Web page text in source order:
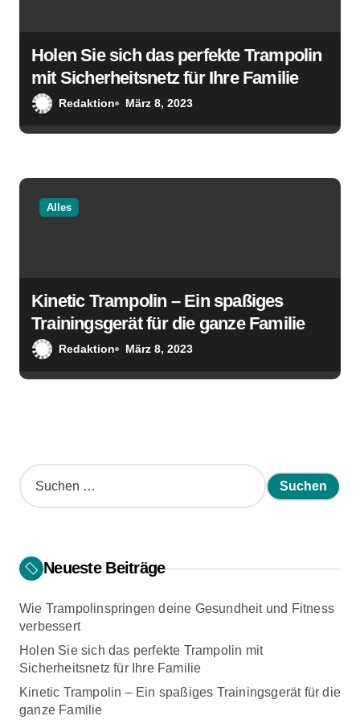
Holen Sie sich das perfekte Trampolin
mit Sicherheitsnetz für Ihre Familie
Redaktion März 8, 2023
Alles
Kinetic Trampolin – Ein spaßiges
Trainingsgerät für die ganze Familie
Redaktion März 8, 2023
S
u
n
n
c
h
:
Neueste Beiträge
Wie Trampolinspringen deine Gesundheit und Fitness
verbessert
Holen Sie sich das perfekte Trampolin mit
Sicherheitsnetz für Ihre Familie
Kinetic Trampolin – Ein spaßiges Trainingsgerät für die
ganze Familie